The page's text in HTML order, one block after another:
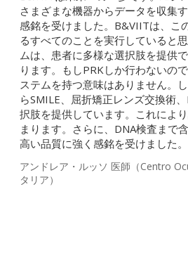
さまざまな機器からデータを収集
感銘を受けました。B&VIITは、こ
るすべてのことを実行していると
ムは、患者に多様な選択肢を提供
ります。もしPRKしか行わないの
ステムを持つ意味はありません。
らSMILE、屈折矯正レンズ交換術
択肢を提供しています。これによ
まります。さらに、DNA検査まで
高い品質に強く感銘を受けました。
アンドレア・ルッソ 医師（Centro
タリア）